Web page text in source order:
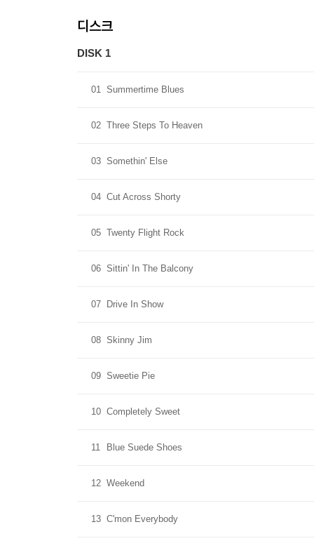
디스크
DISK 1
01 Summertime Blues
02 Three Steps To Heaven
03 Somethin' Else
04 Cut Across Shorty
05 Twenty Flight Rock
06 Sittin' In The Balcony
07 Drive In Show
08 Skinny Jim
09 Sweetie Pie
10 Completely Sweet
11 Blue Suede Shoes
12 Weekend
13 C'mon Everybody